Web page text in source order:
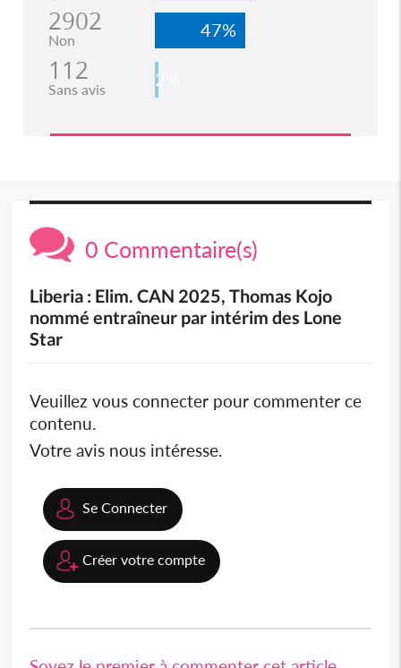
2902
Non 47%
112
Sans avis 2%
0 Commentaire(s)
Liberia : Elim. CAN 2025, Thomas Kojo
nommé entraîneur par intérim des Lone
Star
Veuillez vous connecter pour commenter ce
contenu.
Votre avis nous intéresse.
Se Connecter
Créer votre compte